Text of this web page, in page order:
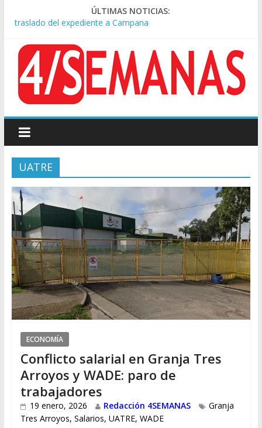
ÚLTIMAS NOTICIAS:
A pocas cuadras de La Bombonera chocaron un tren y un
Día de San Cayetano: masiva marcha a Plaza de Mayo de
sindicatos y organizaciones sociales
Pesar por la muerte de Leandro Rud, histórico representante
y conductor de TV
Tras la aprobación de la ley de propiedad privada, Bullrich
apuntó: “Vino un poco endiablada”
Causa AFA: el juez Amarante calificó de “ficción judicial” el
traslado del expediente a Campana
UATRE
ECONOMÍA
Conflicto salarial en Granja Tres
Arroyos y WADE: paro de
trabajadores
19 enero, 2026 Redacción 4SEMANAS
Granja
Tres Arroyos, Salarios, UATRE, WADE